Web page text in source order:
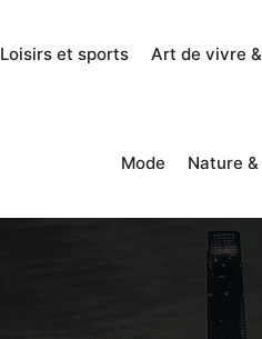
Loisirs et sports Art de vivre
Mode Nature